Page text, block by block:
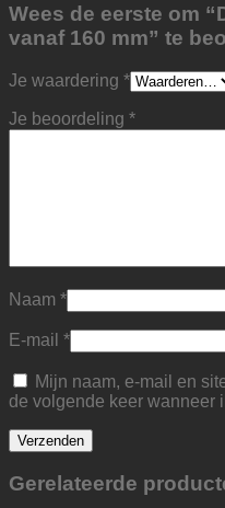
Wees de eerste om
vanaf 160 mm” te
Je waardering *
Je beoordeling *
Naam *
E-mail *
Mijn naam, e-mail en
de volgende keer wanneer
Gerelateerde